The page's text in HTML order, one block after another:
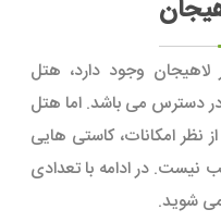
وجود دارد، هتل
در دسترس می باشد. اما هتل
نظر امکانات، کاستی هایی
نیست. در ادامه با تعدادی
می شوید.